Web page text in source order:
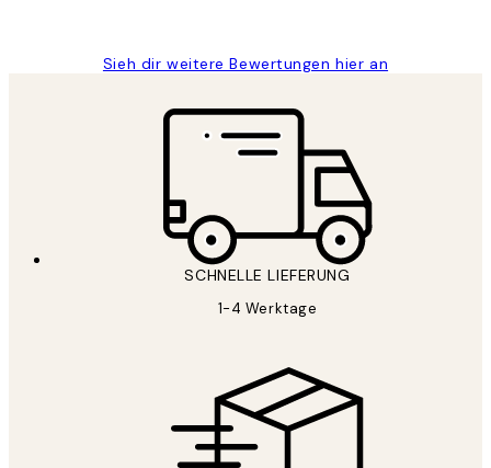
Sieh dir weitere Bewertungen hier an
SCHNELLE LIEFERUNG
1-4 Werktage